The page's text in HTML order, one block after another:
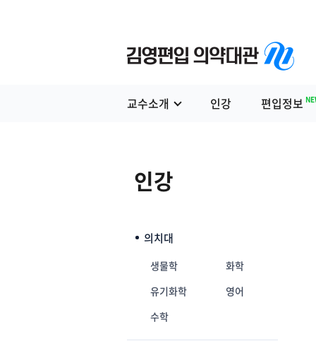
교수소개 인강 편입정보
인강
의치대
생물학
화학
유기화학
영어
수학